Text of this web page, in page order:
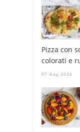
Pizza con
colorati e
07 Aug 2026